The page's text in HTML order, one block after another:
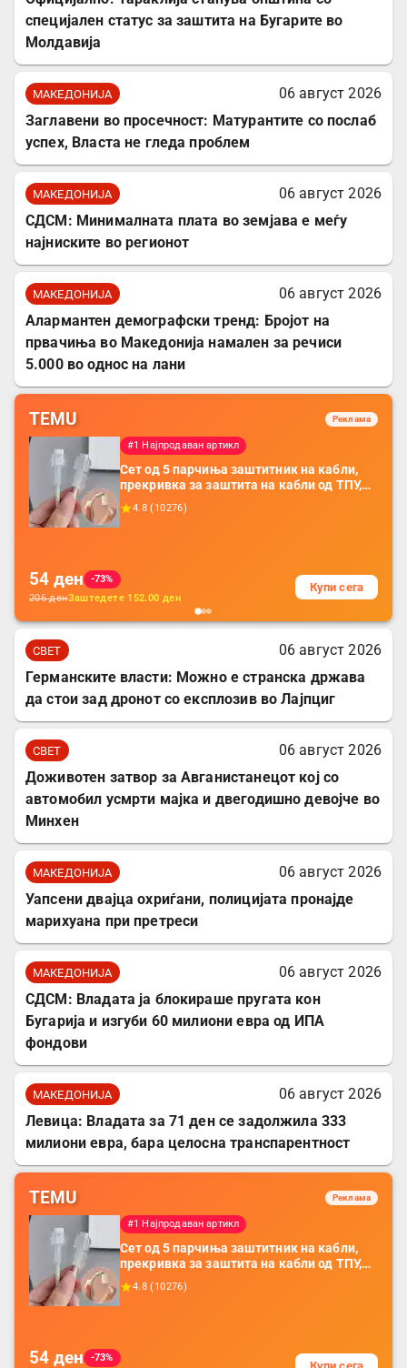
специјален статус за заштита на Бугарите во
Молдавија
МАКЕДОНИЈА
06 август 2026
Заглавени во просечност: Матурантите со послаб
успех, Власта не гледа проблем
МАКЕДОНИЈА
06 август 2026
СДСМ: Минималната плата во земјава е меѓу
најниските во регионот
МАКЕДОНИЈА
06 август 2026
Алармантен демографски тренд: Бројот на
првачиња во Македонија намален за речиси
5.000 во однос на лани
TEMU Реклама
#1 Најпродаван артикл
Сет од 5 парчиња заштитник на кабли,
прекривка за заштита на кабли од ТПУ,
додатоци за заштита на кабли, без
батерија, за мобилни телефони, комплет
4.8 ( 10276)
54 ден
-73%
206денЗаштедете 152.00 ден
Купи сега
СВЕТ
06 август 2026
Германските власти: Можно е странска држава
да стои зад дронот со експлозив во Лајпциг
СВЕТ
06 август 2026
Доживотен затвор за Авганистанецот кој со
автомобил усмрти мајка и двегодишно девојче во
Минхен
МАКЕДОНИЈА
06 август 2026
Уапсени двајца охриѓани, полицијата пронајде
марихуана при претреси
МАКЕДОНИЈА
06 август 2026
СДСМ: Владата ја блокираше пругата кон
Бугарија и изгуби 60 милиони евра од ИПА
фондови
МАКЕДОНИЈА
06 август 2026
Левица: Владата за 71 ден се задолжила 333
милиони евра, бара целосна транспарентност
TEMU Реклама
#1 Најпродаван артикл
Сет од 5 парчиња заштитник на кабли,
прекривка за заштита на кабли од ТПУ,
додатоци за заштита на кабли, без
батерија, за мобилни телефони, комплет
4.8 ( 10276)
54 ден
-73%